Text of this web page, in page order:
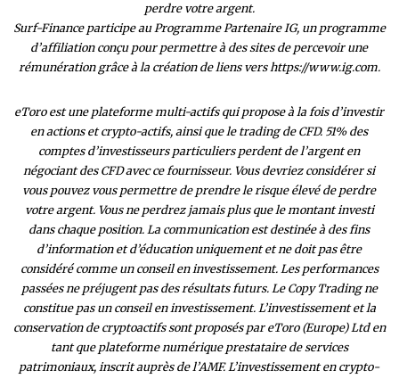
perdre votre argent.
Surf-Finance participe au Programme Partenaire IG, un programme
d’affiliation conçu pour permettre à des sites de percevoir une
rémunération grâce à la création de liens vers https://www.ig.com.
eToro est une plateforme multi-actifs qui propose à la fois d’investir
en actions et crypto-actifs, ainsi que le trading de CFD. 51% des
comptes d’investisseurs particuliers perdent de l’argent en
négociant des CFD avec ce fournisseur. Vous devriez considérer si
vous pouvez vous permettre de prendre le risque élevé de perdre
votre argent. Vous ne perdrez jamais plus que le montant investi
dans chaque position. La communication est destinée à des fins
d’information et d’éducation uniquement et ne doit pas être
considéré comme un conseil en investissement. Les performances
passées ne préjugent pas des résultats futurs. Le Copy Trading ne
constitue pas un conseil en investissement. L’investissement et la
conservation de cryptoactifs sont proposés par eToro (Europe) Ltd en
tant que plateforme numérique prestataire de services
patrimoniaux, inscrit auprès de l’AMF. L’investissement en crypto-